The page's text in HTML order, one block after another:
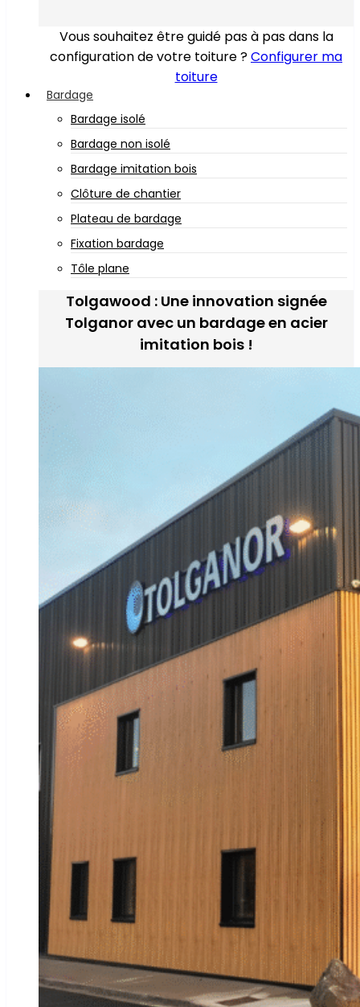
Vous souhaitez être guidé pas à pas dans la
configuration de votre toiture ?Configurer ma
toiture
Bardage
Bardage isolé
Bardage non isolé
Bardage imitation bois
Clôture de chantier
Plateau de bardage
Fixation bardage
Tôle plane
Tolgawood : Une innovation signée
Tolganor avec un bardage en acier
imitation bois !